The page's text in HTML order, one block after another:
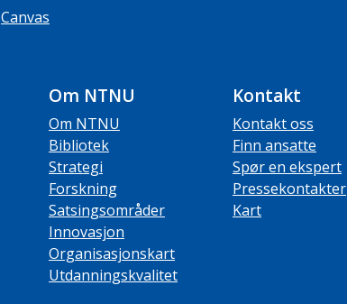
Canvas
Om NTNU
Om NTNU
Bibliotek
Strategi
Forskning
Satsingsområder
Innovasjon
Organisasjonskart
Utdanningskvalitet
Kontakt
Kontakt oss
Finn ansatte
Spør en ekspert
Pressekontakter
Kart